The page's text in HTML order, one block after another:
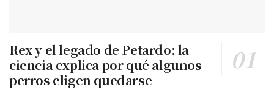
Rex y el legado de Petardo: la
ciencia explica por qué algunos
perros eligen quedarse